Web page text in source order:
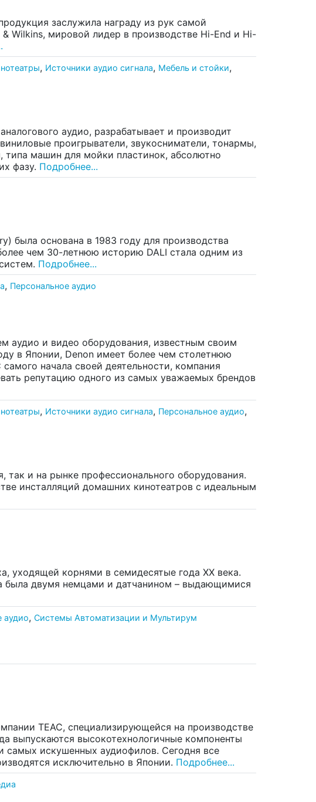
заслужила награду из рук самой
Wilkins, мировой лидер в производстве Hi-End и Hi-
, Источники аудио сигнала, Мебель и стойки,
аудио, разрабатывает и производит
проигрыватели, звукосниматели, тонармы,
машин для мойки пластинок, абсолютно
фазу. Подробнее...
была основана в 1983 году для производства
чем 30-летнюю историю DALI стала одним из
Подробнее...
, Персональное аудио
аудио и видео оборудования, известным своим
в Японии, Denon имеет более чем столетнюю
начала своей деятельности, компания
репутацию одного из самых уважаемых брендов
, Источники аудио сигнала, Персональное аудио,
и на рынке профессионального оборудования.
инсталляций домашних кинотеатров с идеальным
уходящей корнями в семидесятые года XX века.
была двумя немцами и датчанином – выдающимися
аудио, Системы Автоматизации и Мультирум
TEAC, специализирующейся на производстве
выпускаются высокотехнологичные компоненты
самых искушенных аудиофилов. Сегодня все
исключительно в Японии. Подробнее...